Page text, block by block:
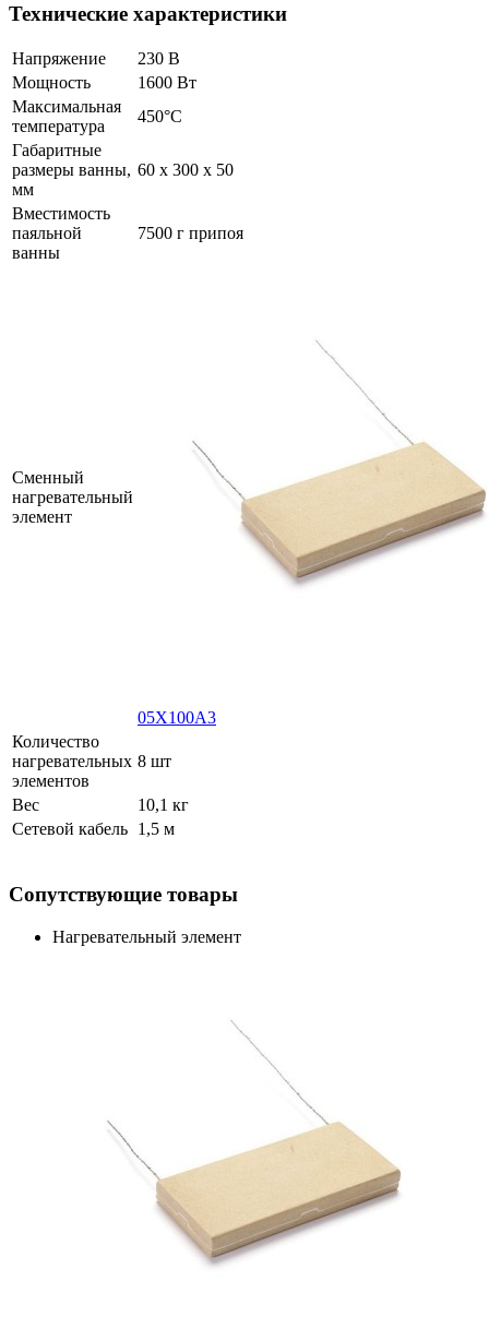
Технические характеристики
Напряжение
230 В
Мощность
1600 Вт
Максимальная
температура
450°C
Габаритные
размеры ванны,
мм
60 х 300 х 50
Вместимость
паяльной
ванны
7500 г припоя
Сменный
нагревательный
элемент
05X100A3
Количество
нагревательных
элементов
8 шт
Вес
10,1 кг
Сетевой кабель 1,5 м
Сопутствующие товары
Нагревательный элемент